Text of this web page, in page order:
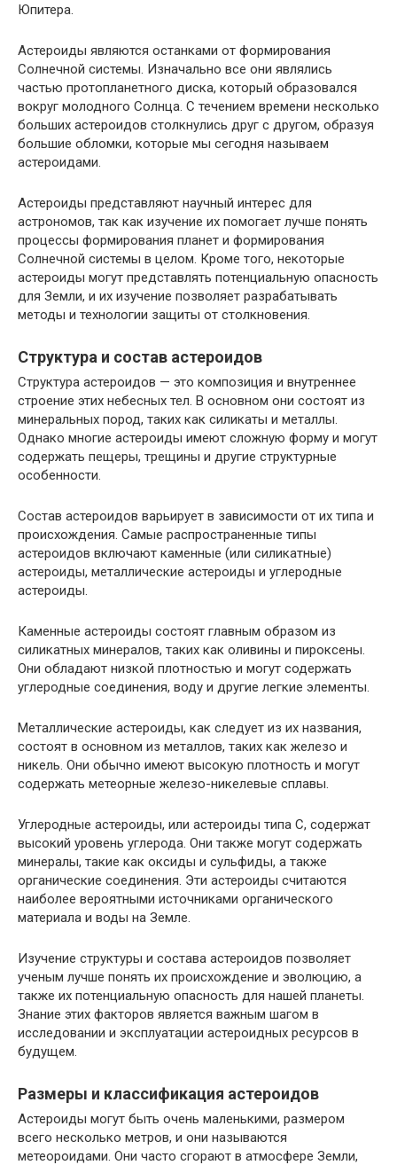
Юпитера.
Астероиды являются останками от формирования
Солнечной системы. Изначально все они являлись
частью протопланетного диска, который образовался
вокруг молодного Солнца. С течением времени несколько
больших астероидов столкнулись друг с другом, образуя
большие обломки, которые мы сегодня называем
астероидами.
Астероиды представляют научный интерес для
астрономов, так как изучение их помогает лучше понять
процессы формирования планет и формирования
Солнечной системы в целом. Кроме того, некоторые
астероиды могут представлять потенциальную опасность
для Земли, и их изучение позволяет разрабатывать
методы и технологии защиты от столкновения.
Структура и состав астероидов
Структура астероидов — это композиция и внутреннее
строение этих небесных тел. В основном они состоят из
минеральных пород, таких как силикаты и металлы.
Однако многие астероиды имеют сложную форму и могут
содержать пещеры, трещины и другие структурные
особенности.
Состав астероидов варьирует в зависимости от их типа и
происхождения. Самые распространенные типы
астероидов включают каменные (или силикатные)
астероиды, металлические астероиды и углеродные
астероиды.
Каменные астероиды состоят главным образом из
силикатных минералов, таких как оливины и пироксены.
Они обладают низкой плотностью и могут содержать
углеродные соединения, воду и другие легкие элементы.
Металлические астероиды, как следует из их названия,
состоят в основном из металлов, таких как железо и
никель. Они обычно имеют высокую плотность и могут
содержать метеорные железо-никелевые сплавы.
Углеродные астероиды, или астероиды типа C, содержат
высокий уровень углерода. Они также могут содержать
минералы, такие как оксиды и сульфиды, а также
органические соединения. Эти астероиды считаются
наиболее вероятными источниками органического
материала и воды на Земле.
Изучение структуры и состава астероидов позволяет
ученым лучше понять их происхождение и эволюцию, а
также их потенциальную опасность для нашей планеты.
Знание этих факторов является важным шагом в
исследовании и эксплуатации астероидных ресурсов в
будущем.
Размеры и классификация астероидов
Астероиды могут быть очень маленькими, размером
всего несколько метров, и они называются
метеороидами. Они часто сгорают в атмосфере Земли,